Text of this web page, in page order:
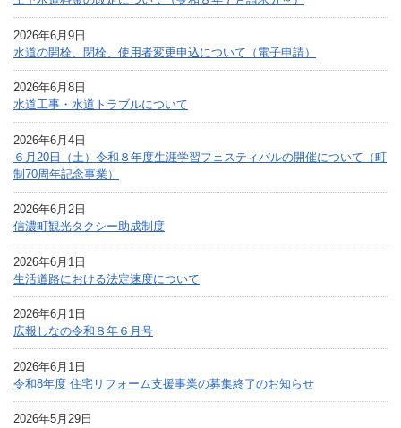
2026年6月9日
水道の開栓、閉栓、使用者変更申込について（電子申請）
2026年6月8日
水道工事・水道トラブルについて
2026年6月4日
６月20日（土）令和８年度生涯学習フェスティバルの開催について（町
制70周年記念事業）
2026年6月2日
信濃町観光タクシー助成制度
2026年6月1日
生活道路における法定速度について
2026年6月1日
広報しなの令和８年６月号
2026年6月1日
令和8年度 住宅リフォーム支援事業の募集終了のお知らせ
2026年5月29日